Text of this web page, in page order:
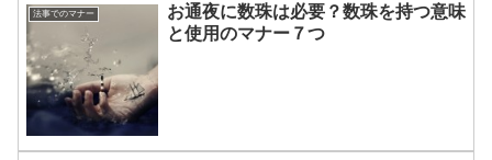
法事でのマナー
お通夜に数珠は必要？数珠を持つ意味
と使用のマナー７つ